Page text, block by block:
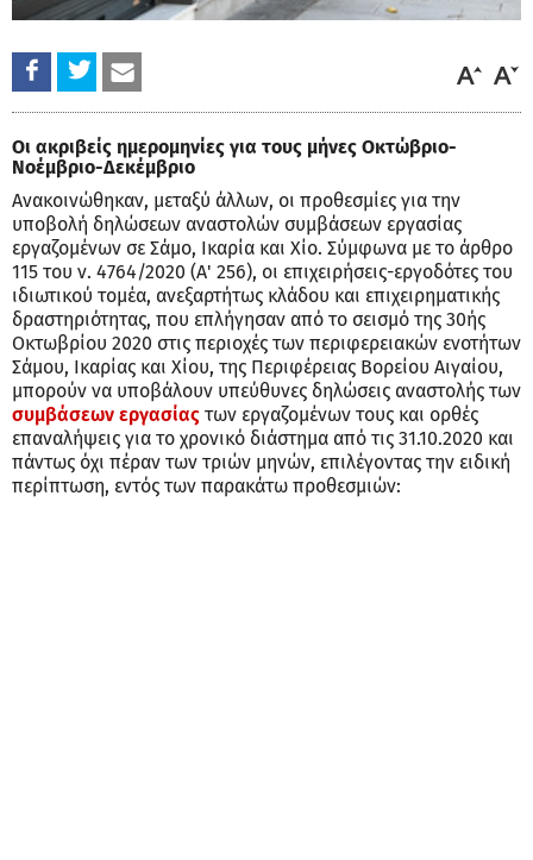
Οι ακριβείς ημερομηνίες για τους μήνες Οκτώβριο-
Νοέμβριο-Δεκέμβριο
Ανακοινώθηκαν, μεταξύ άλλων, οι προθεσμίες για την
υποβολή δηλώσεων αναστολών συμβάσεων εργασίας
εργαζομένων σε Σάμο, Ικαρία και Χίο. Σύμφωνα με το άρθρο
115 του ν. 4764/2020 (Α' 256), οι επιχειρήσεις-εργοδότες του
ιδιωτικού τομέα, ανεξαρτήτως κλάδου και επιχειρηματικής
δραστηριότητας, που επλήγησαν από το σεισμό της 30ής
Οκτωβρίου 2020 στις περιοχές των περιφερειακών ενοτήτων
Σάμου, Ικαρίας και Χίου, της Περιφέρειας Βορείου Αιγαίου,
μπορούν να υποβάλουν υπεύθυνες δηλώσεις αναστολής των
συμβάσεων εργασίας των εργαζομένων τους και ορθές
επαναλήψεις για το χρονικό διάστημα από τις 31.10.2020 και
πάντως όχι πέραν των τριών μηνών, επιλέγοντας την ειδική
περίπτωση, εντός των παρακάτω προθεσμιών: